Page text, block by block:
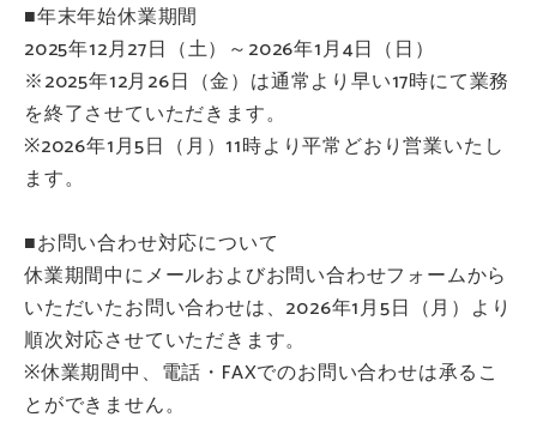
■年末年始休業期間
2025年12月27日（土）～2026年1月4日（日）
※2025年12月26日（金）は通常より早い17時にて業務
を終了させていただきます。
※2026年1月5日（月）11時より平常どおり営業いたし
ます。
■お問い合わせ対応について
休業期間中にメールおよびお問い合わせフォームから
いただいたお問い合わせは、2026年1月5日（月）より
順次対応させていただきます。
※休業期間中、電話・FAXでのお問い合わせは承るこ
とができません。